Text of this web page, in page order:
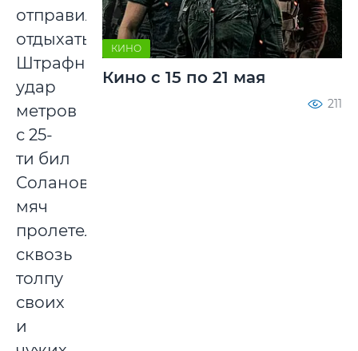
отправился
отдыхать.
Штрафной
удар
метров
с 25-
ти бил
Соланович,
мяч
пролетел
сквозь
толпу
своих
и
КИНО
Кино с 15 по 21 мая
211